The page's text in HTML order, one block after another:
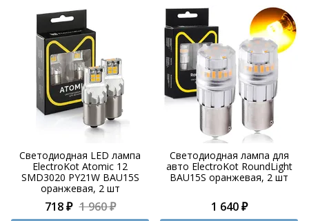
Светодиодная LED лампа
ElectroKot Atomic 12
SMD3020 PY21W BAU15S
оранжевая, 2 шт
718 ₽ 1 960 ₽
Светодиодная лампа для
авто ElectroKot RoundLight
BAU15S оранжевая, 2 шт
1 640 ₽